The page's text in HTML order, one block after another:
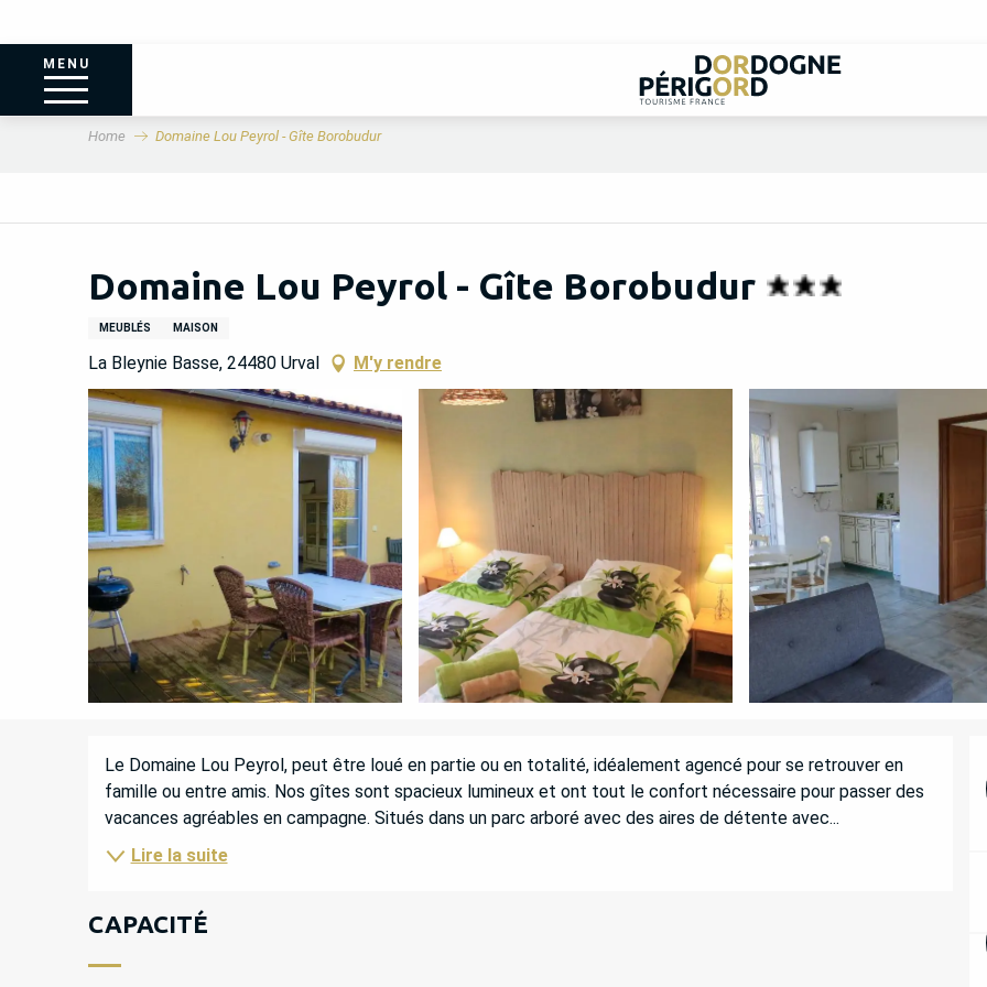
MENU
Home Domaine Lou Peyrol - Gîte Borobudur
Domaine Lou Peyrol - Gîte Borobudur
MEUBLÉS MAISON
La Bleynie Basse, 24480 Urval M'y rendre
DESCRIPTION
Le Domaine Lou Peyrol, peut être loué en partie ou en totalité, idéalement agencé pour se retrouver en
famille ou entre amis. Nos gîtes sont spacieux lumineux et ont tout le confort nécessaire pour passer des
vacances agréables en campagne. Situés dans un parc arboré avec des aires de détente avec...
Lire la suite
CAPACITÉ